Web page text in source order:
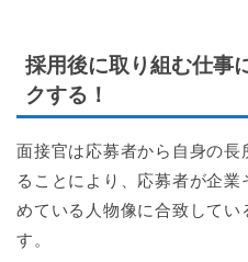
採用後に取り組む仕事
クする！
面接官は応募者から自身の
ることにより、応募者が企
めている人物像に合致してい
す。